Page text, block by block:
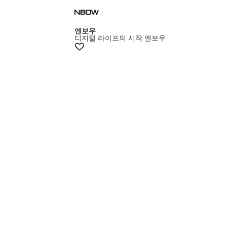
엔보우
디지털 라이프의 시작 엔보우